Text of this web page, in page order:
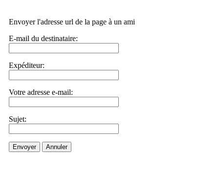
Envoyer l'adresse url de la page à un ami
E-mail du destinataire:
Expéditeur:
Votre adresse e-mail:
Sujet:
Envoyer Annuler